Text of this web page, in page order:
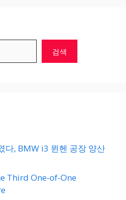
검색
다, BMW i3 뮌헨 공장 양산
Third One-of-One